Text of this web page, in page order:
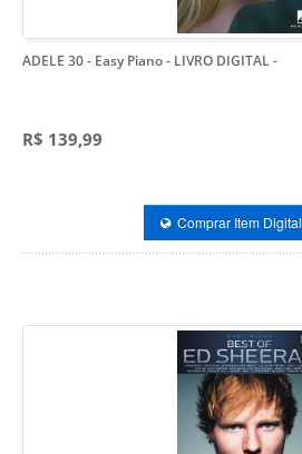
ADELE 30 - Easy Piano - LIVRO DIGITAL-
R$ 139,99
Comprar Item Digital